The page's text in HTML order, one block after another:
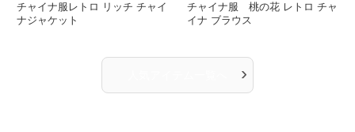
チャイナ服レトロ リッチ チャイ
ナジャケット
チャイナ服 桃の花 レトロ チャ
イナ ブラウス
›